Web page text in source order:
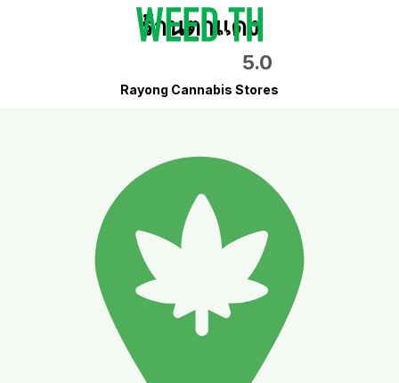
ร้านตาแดง
5.0
Rayong Cannabis Stores